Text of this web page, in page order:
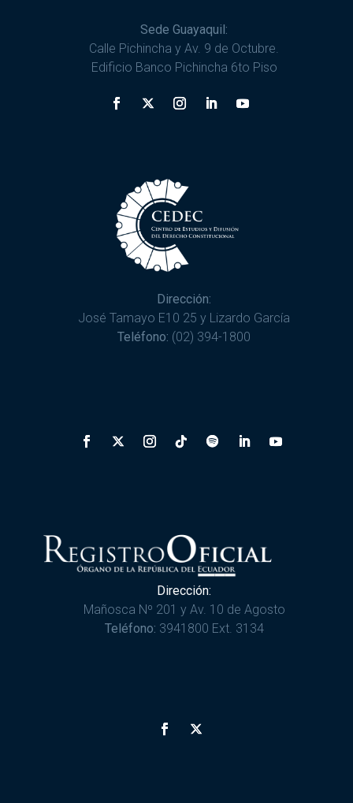
Sede Guayaquil:
Calle Pichincha y Av. 9 de Octubre.
Edificio Banco Pichincha 6to Piso
Dirección:
José Tamayo E10 25 y Lizardo García
Teléfono: (02) 394-1800
Dirección:
Mañosca Nº 201 y Av. 10 de Agosto
Teléfono: 3941800 Ext. 3134